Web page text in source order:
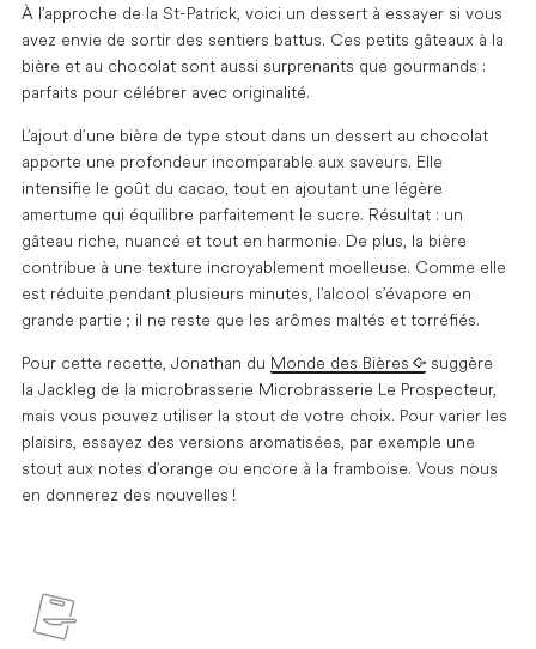
À l’approche de la St-Patrick, voici un dessert à essayer si vous
avez envie de sortir des sentiers battus. Ces petits gâteaux à la
bière et au chocolat sont aussi surprenants que gourmands :
parfaits pour célébrer avec originalité.
L’ajout d’une bière de type stout dans un dessert au chocolat
apporte une profondeur incomparable aux saveurs. Elle
intensifie le goût du cacao, tout en ajoutant une légère
amertume qui équilibre parfaitement le sucre. Résultat : un
gâteau riche, nuancé et tout en harmonie. De plus, la bière
contribue à une texture incroyablement moelleuse. Comme elle
est réduite pendant plusieurs minutes, l’alcool s’évapore en
grande partie ; il ne reste que les arômes maltés et torréfiés.
Pour cette recette, Jonathan du Monde des Bières
suggère
la Jackleg de la microbrasserie Microbrasserie Le Prospecteur,
mais vous pouvez utiliser la stout de votre choix. Pour varier les
plaisirs, essayez des versions aromatisées, par exemple une
stout aux notes d’orange ou encore à la framboise. Vous nous
en donnerez des nouvelles !